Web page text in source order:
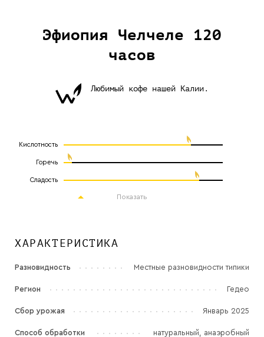
ХАРАКТЕРИСТИКА
Разновидность Местные разновидности типики
Регион Гедео
Сбор урожая Январь 2025
Способ обработки натуральный, анаэробный
Эфиопия Челчеле 120
часов
Любимый кофе нашей Калии.
Кислотность
Горечь
Сладость
Показать